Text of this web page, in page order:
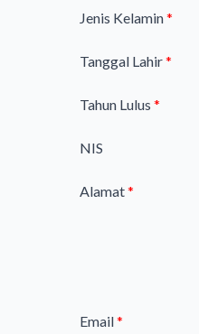
Jenis Kelamin*
Tanggal Lahir*
Tahun Lulus *
NIS
Alamat*
Email*